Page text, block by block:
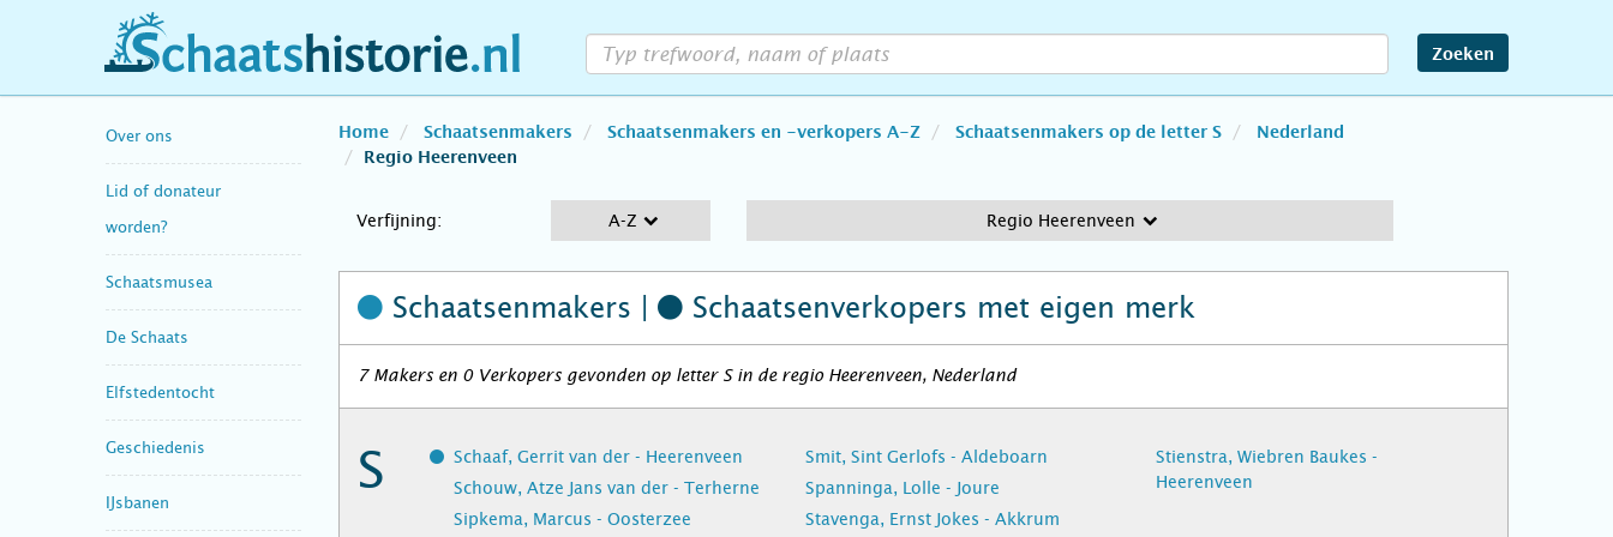
schaatshistorie.nl Zoeken
Over ons
Lid of donateur
worden?
Schaatsmusea
De Schaats
Elfstedentocht
Geschiedenis
IJsbanen
Home Schaatsenmakers Schaatsenmakers en -verkopers A-Z Schaatsenmakers op de letter S
Nederland
Regio Heerenveen
Verfijning: A-Z Regio Heerenveen
Schaatsenmakers | Schaatsenverkopers met eigen merk
7 Makers en 0 Verkopers gevonden op letter S in de regio Heerenveen, Nederland
S
Schaaf, Gerrit van der - Heerenveen
Schouw, Atze Jans van der - Terherne
Sipkema, Marcus - Oosterzee
Smit, Sint Gerlofs - Aldeboarn
Spanninga, Lolle - Joure
Stavenga, Ernst Jokes - Akkrum
Stienstra, Wiebren Baukes -
Heerenveen